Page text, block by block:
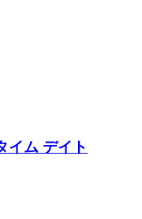
イム デイト